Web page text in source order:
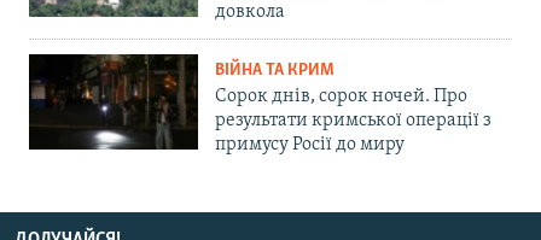
довкола
ВІЙНА ТА КРИМ
Сорок днів, сорок ночей. Про
результати кримської операції з
примусу Росії до миру